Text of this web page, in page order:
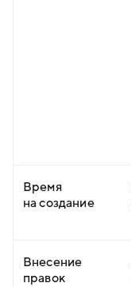
Время
на создание
Внесение
правок